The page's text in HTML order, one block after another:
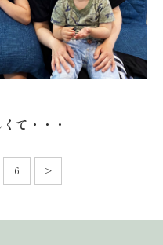
て・・・
6 >
次
へ